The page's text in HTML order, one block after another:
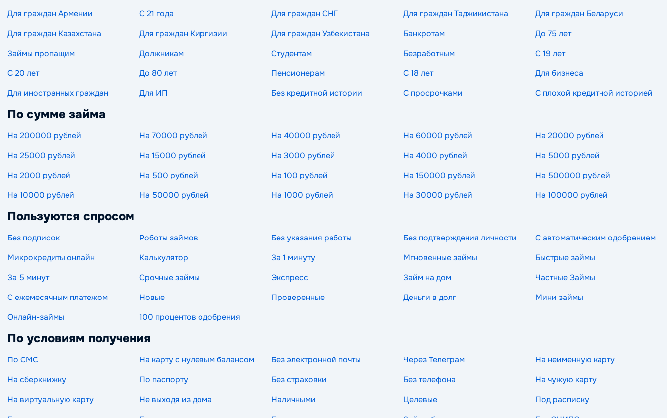
Для граждан Армении С 21 года Для граждан СНГ Для граждан Таджикистана
Для граждан Беларуси
Для граждан Казахстана
Для граждан Киргизии Для граждан Узбекистана Банкротам
До 75 лет
Займы пропащим
Должникам Студентам Безработным
С 19 лет
С 20 лет
До 80 лет Пенсионерам С 18 лет
Для бизнеса
Для иностранных граждан
Для ИП Без кредитной истории С просрочками С плохой кредитной историей
По сумме займа
На 200000 рублей На 70000 рублей На 40000 рублей На 60000 рублей
На 20000 рублей
На 25000 рублей
На 15000 рублей На 3000 рублей На 4000 рублей
На 5000 рублей
На 2000 рублей
На 500 рублей На 100 рублей На 150000 рублей
На 500000 рублей
На 10000 рублей
На 50000 рублей На 1000 рублей На 30000 рублей На 100000 рублей
Пользуются спросом
Без подписок Роботы займов Без указания работы Без подтверждения личности
С автоматическим одобрением
Микрокредиты онлайн
Калькулятор За 1 минуту Мгновенные займы
Быстрые займы
За 5 минут
Срочные займы Экспресс Займ на дом
Частные Займы
С ежемесячным платежом
Новые Проверенные Деньги в долг
Мини займы
Онлайн-займы
100 процентов одобрения
По условиям получения
По СМС На карту с нулевым балансом Без электронной почты Через Телеграм
На неименную карту
На сберкнижку
По паспорту Без страховки Без телефона
На чужую карту
На виртуальную карту
Не выходя из дома Наличными Целевые
Под расписку